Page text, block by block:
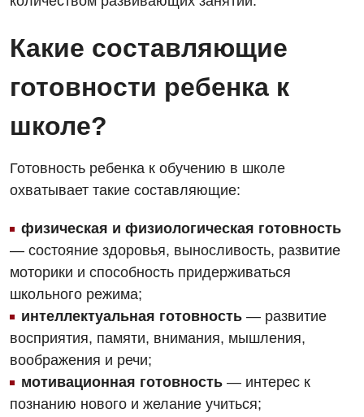
Вакансии
Какие составляющие
готовности ребенка к
школе?
Готовность ребенка к обучению в школе
охватывает такие составляющие:
физическая и физиологическая готовность
— состояние здоровья, выносливость, развитие
моторики и способность придерживаться
школьного режима;
интеллектуальная готовность — развитие
восприятия, памяти, внимания, мышления,
воображения и речи;
мотивационная готовность — интерес к
познанию нового и желание учиться;